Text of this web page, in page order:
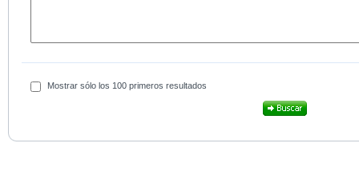
Mostrar sólo los 100 primeros resultados